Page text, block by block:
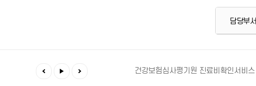
담당부서
예방접종도우미 건강보험심사평기원 진료비확인서비스